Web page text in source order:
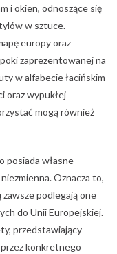
i okien, odnoszące się
w sztuce.
europy oraz
zaprezentowanej na
w alfabecie łacińskim
oraz wypukłej
mogą również
posiada własne
Oznacza to,
podlegają one
do Unii Europejskiej.
przedstawiający
konkretnego